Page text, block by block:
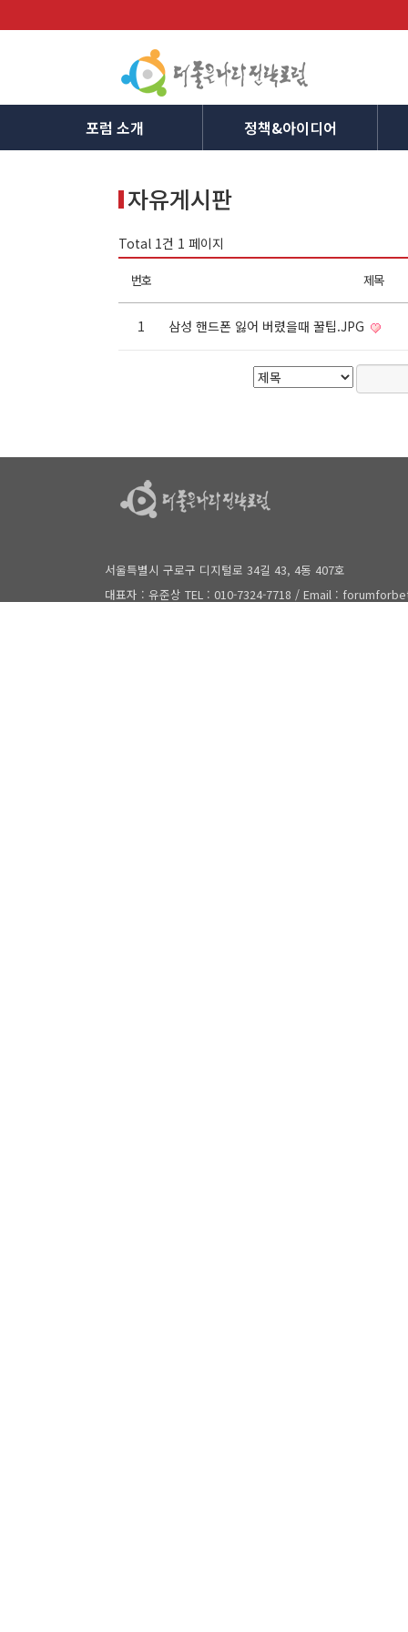
포럼 소개 정책&아이디어
자유게시판
Total 1건 1 페이지
번호 제목
1 삼성 핸드폰 잃어 버렸을때 꿀팁.JPG
서울특별시 구로구 디지털로 34길 43, 4동 407호
대표자 : 유준상 TEL : 010-7324-7718 / Email :